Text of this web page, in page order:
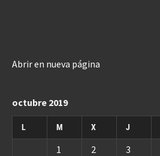
Abrir en nueva página
octubre 2019
L M X J
1 2 3